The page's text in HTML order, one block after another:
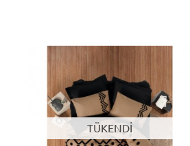
TÜKENDİ